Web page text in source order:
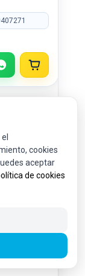
cookies
aceptar
de cookies